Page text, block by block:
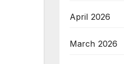
April 2026
March 2026